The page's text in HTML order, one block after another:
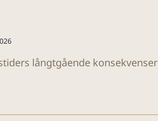
långtgående konsekvenser